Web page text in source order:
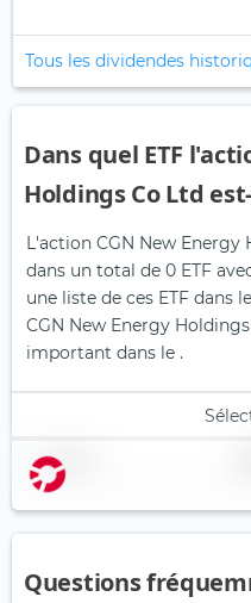
Tous les dividendes
Dans quel ETF
Holdings Co Ltd
L'action CGN New
dans un total de 0 ETF
une liste de ces ETF dans
CGN New Energy
important dans le .
Nom
Questions